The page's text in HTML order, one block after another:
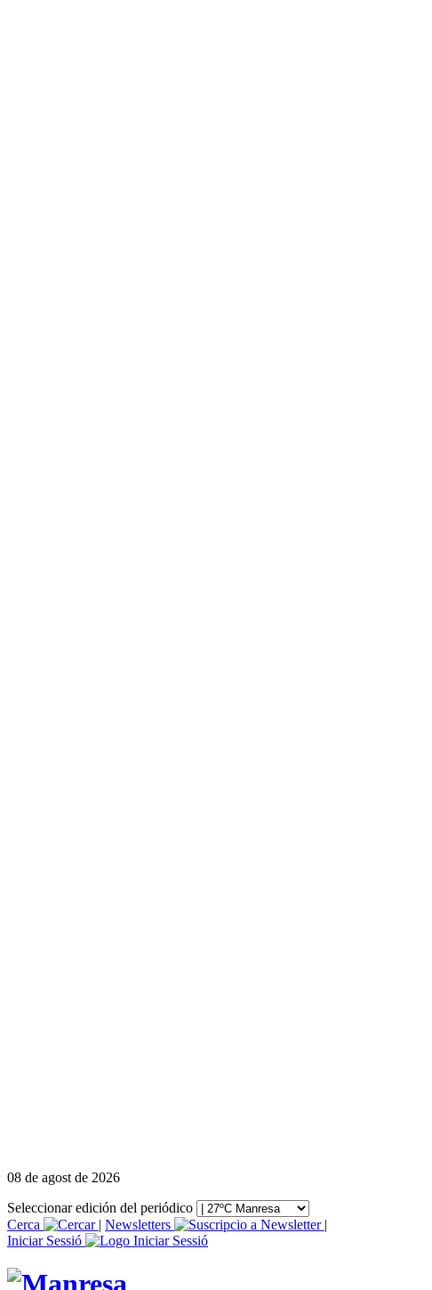
08 de agost de 2026
Seleccionar edición del periódico
Cerca
| Newsletters
|
Iniciar Sessió